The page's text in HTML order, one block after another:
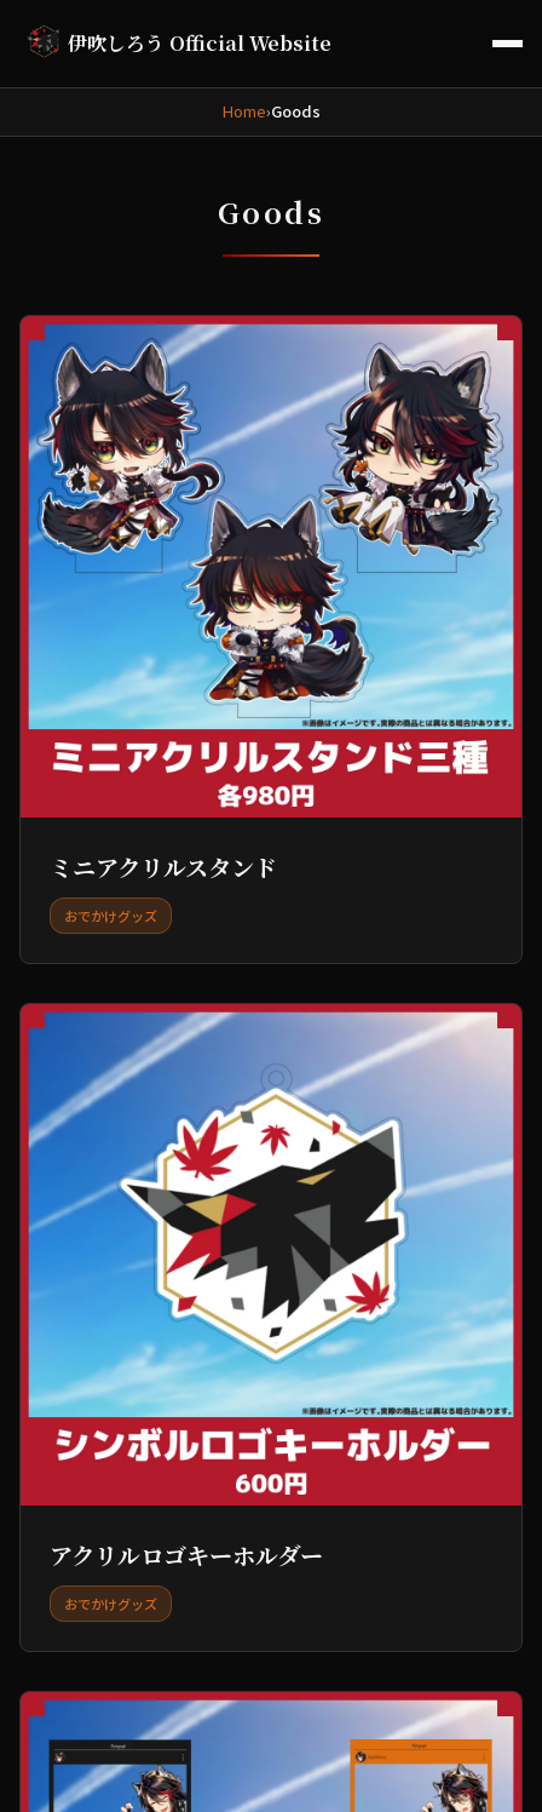
伊吹しろう Official Website
Home›Goods
Goods
ミニアクリルスタンド
おでかけグッズ
アクリルロゴキーホルダー
おでかけグッズ